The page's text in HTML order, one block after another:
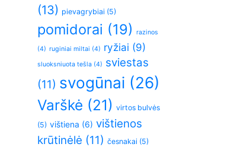
(13) pievagrybiai (5)
pomidorai (19) razinos
(4) ruginiai miltai (4) ryžiai (9)
sluoksniuota tešla (4) sviestas
(11) svogūnai (26)
Varškė (21) virtos bulvės
(5) vištiena (6) vištienos
krūtinėlė (11) česnakai (5)